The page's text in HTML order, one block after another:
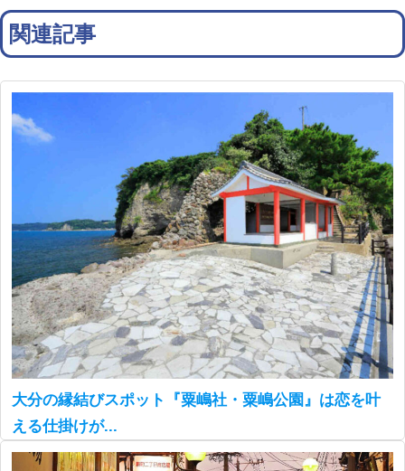
関連記事
大分の縁結びスポット『粟嶋社・粟嶋公園』は恋を叶
える仕掛けが...